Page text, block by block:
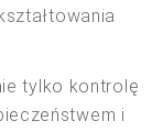
tylko kontrolę
i